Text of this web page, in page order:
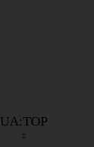
UA:TOP